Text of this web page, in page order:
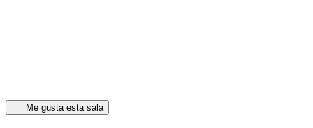
Me gusta esta sala